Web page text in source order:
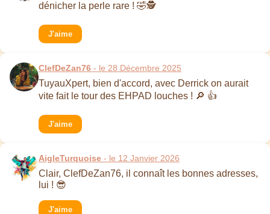
dénicher la perle rare ! 🤣🕵️
J'aime
ClefDeZan76 - le 28 Décembre 2025
TuyauXpert, bien d'accord, avec Derrick on aurait
vite fait le tour des EHPAD louches ! 🔎 👍
J'aime
AigleTurquoise - le 12 Janvier 2026
Clair, ClefDeZan76, il connaît les bonnes adresses,
lui ! 😎
J'aime